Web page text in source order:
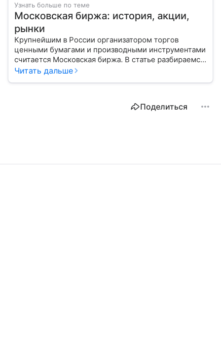
Узнать больше по теме
Московская биржа: история, акции,
рынки
Крупнейшим в России организатором торгов
ценными бумагами и производными инструментами
считается Московская биржа. В статье разбираемся,
как новичкам начать инвестировать на площадке
Читать дальше
Поделиться